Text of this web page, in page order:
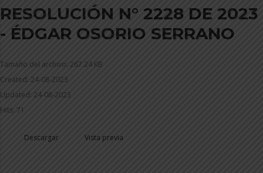
RESOLUCIÓN N° 2228 DE 2023
- ÉDGAR OSORIO SERRANO
Tamaño del archivo: 267.24 KB
Created: 24-08-2023
Updated: 24-08-2023
Hits: 71
Descargar Vista previa